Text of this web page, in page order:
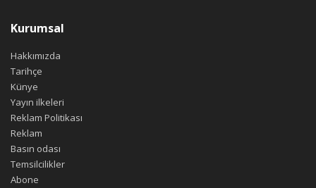
Kurumsal
Hakkımızda
Tarihçe
Künye
Yayın ilkeleri
Reklam Politikası
Reklam
Basın odası
Temsilcilikler
Abone